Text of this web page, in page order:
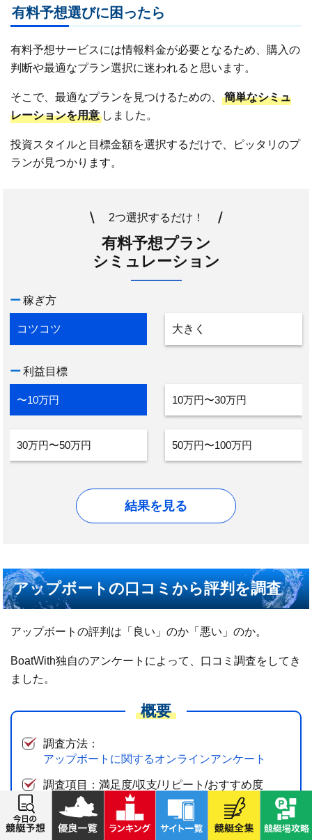
有料予想選びに困ったら
有料予想サービスには情報料金が必要となるため、購入の
判断や最適なプラン選択に迷われると思います。
そこで、最適なプランを見つけるための、簡単なシミュ
レーションを用意 しました。
投資スタイルと目標金額を選択するだけで、ピッタリのプ
ランが見つかります。
\ 2つ選択するだけ！ /
有料予想プラン
シミュレーション
ー 稼ぎ方
コツコツ 大きく
ー 利益目標
〜10万円 10万円〜30万円
30万円〜50万円 50万円〜100万円
結果を見る
アップボートの口コミから評判を調査
アップボートの評判は「良い」のか「悪い」のか。
BoatWith独自のアンケートによって、口コミ調査をしてき
ました。
概要
調査方法：
アップボートに関するオンラインアンケート
調査項目：満足度/収支/リピート/おすすめ度
調査対象：アップボート利用者
調査期間：5月11日〜6月13日